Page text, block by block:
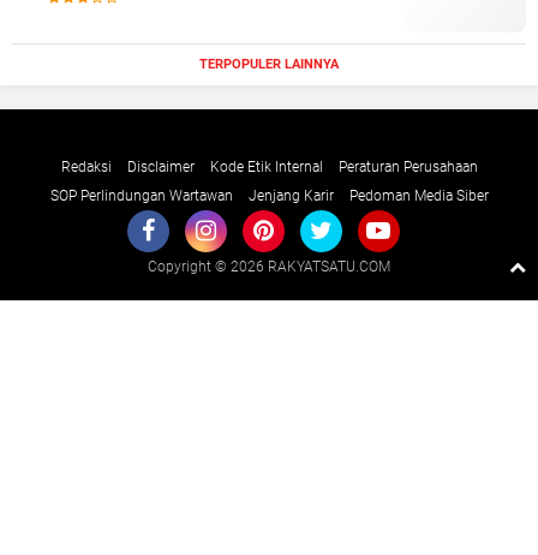
TERPOPULER LAINNYA
Redaksi Disclaimer Kode Etik Internal
Peraturan Perusahaan
SOP Perlindungan Wartawan
Jenjang Karir Pedoman Media Siber
Copyright © 2026 RAKYATSATU.COM
Raushan